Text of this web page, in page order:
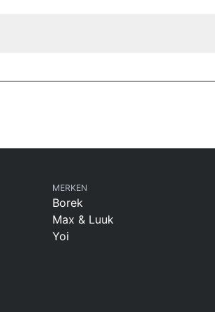
MERKEN
Borek
Max & Luuk
Yoi